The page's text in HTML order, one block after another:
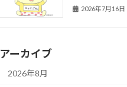
2026年7月16日
アーカイブ
2026年8月